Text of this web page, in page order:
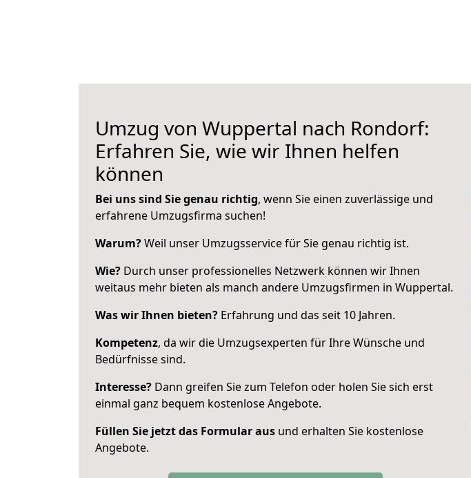
Umzug von Wuppertal nach Rondorf:
Erfahren Sie, wie wir Ihnen helfen
können
Bei uns sind Sie genau richtig, wenn Sie einen zuverlässige und
erfahrene Umzugsfirma suchen!
Warum?Weil unser Umzugsservice für Sie genau richtig ist.
Wie? Durch unser professionelles Netzwerk können wir Ihnen
weitaus mehr bieten als manch andere Umzugsfirmen in Wuppertal.
Was wir Ihnen bieten? Erfahrung und das seit 10 Jahren.
Kompetenz, da wir die Umzugsexperten für Ihre Wünsche und
Bedürfnisse sind.
Interesse? Dann greifen Sie zum Telefon oder holen Sie sich erst
einmal ganz bequem kostenlose Angebote.
Füllen Sie jetzt das Formular aus und erhalten Sie kostenlose
Angebote.